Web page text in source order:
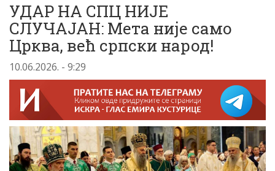
УДАР НА СПЦ НИЈЕ
СЛУЧАЈАН: Мета није само
Црква, већ српски народ!
10.06.2026. - 9:29